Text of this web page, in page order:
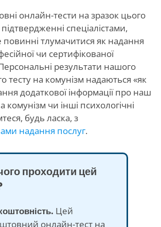
онлайн-тести на зразок цього
спеціалістами,
повинні тлумачитися як надання
чи сертифікованої
результати нашого
тесту на комунізм надаються «як
додаткової інформації про наш
комунізм чи інші психологічні
будь ласка, з
надання послуг.
проходити цей
Цей
онлайн-тест на